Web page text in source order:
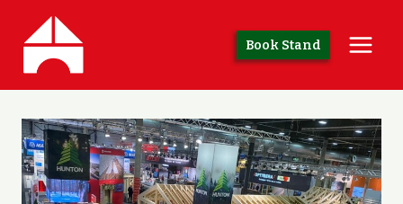
content
Book Stand